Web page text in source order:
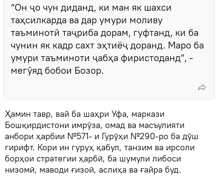
“Он ҷо чун диданд, ки ман як шахси
таҳсилкарда ва дар умури моливу
таъминотӣ таҷриба дорам, гуфтанд, ки ба
чунин як кадр сахт эҳтиёҷ доранд. Маро ба
умури таъминоти ҷабҳа фиристоданд”, -
мегӯяд бобои Бозор.
Ҳамин тавр, вай ба шаҳри Уфа, маркази
Бошқирдистони имрӯза, омад ва масъулияти
анбори ҳарбии №571- и Гурӯҳи №290-ро ба дӯш
гирифт. Кори ин гуруҳ қабул, танзим ва ирсоли
борҳои стратегии ҳарбӣ, ба шумули либоси
низомӣ, маводи ғизоӣ, аслиҳа ва ғайра буд.